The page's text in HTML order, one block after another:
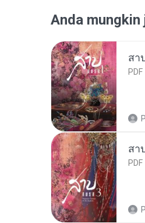
Anda mungkin
สา
PDF
สา
PDF